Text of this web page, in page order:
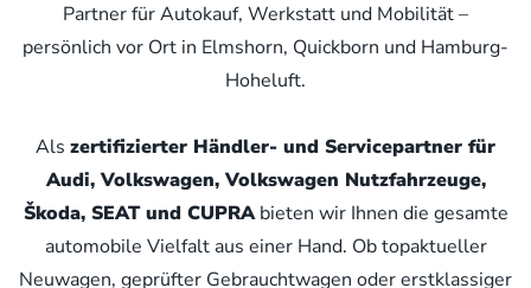
Partner für Autokauf, Werkstatt und Mobilität –
persönlich vor Ort in Elmshorn, Quickborn und Hamburg-
Hoheluft.
Als zertifizierter Händler- und Servicepartner für
Audi, Volkswagen, Volkswagen Nutzfahrzeuge,
Škoda, SEAT und CUPRAbieten wir Ihnen die gesamte
automobile Vielfalt aus einer Hand. Ob topaktueller
Neuwagen, geprüfter Gebrauchtwagen oder erstklassiger